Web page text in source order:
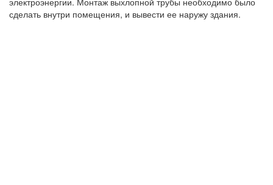
сделать внутри помещения, и вывести ее наружу здания.